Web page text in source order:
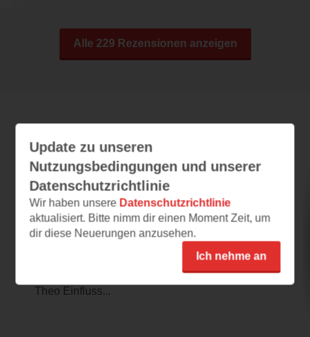
Alle 229 Rezensionen anzeigen
Leseeindrücke
Theo in Golden
03.08.2026 – 07:51
Ein feines Buch
Theo ist reich, alt und aufmerksam. Der
Prolog des Buches lässt uns vermuten, dass
Theo Einfluss...
Update zu unseren
Nutzungsbedingungen und unserer
Datenschutzrichtlinie
Wir haben unsere Datenschutzrichtlinie
aktualisiert. Bitte nimm dir einen Moment Zeit, um
dir diese Neuerungen anzusehen.
Ich nehme an